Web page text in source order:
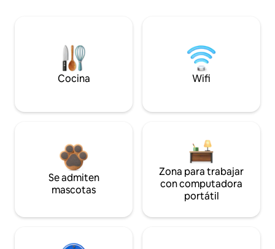
Cocina Wifi
Se admiten
mascotas
Zona para trabajar
con computadora
portátil